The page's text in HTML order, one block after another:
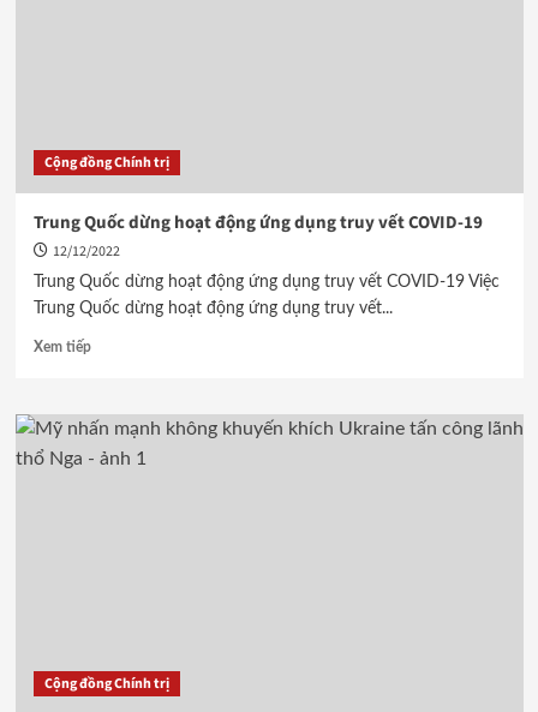
Cộng đồng Chính trị
Trung Quốc dừng hoạt động ứng dụng truy vết COVID-19
12/12/2022
Trung Quốc dừng hoạt động ứng dụng truy vết COVID-19 Việc
Trung Quốc dừng hoạt động ứng dụng truy vết...
Xem tiếp
Cộng đồng Chính trị